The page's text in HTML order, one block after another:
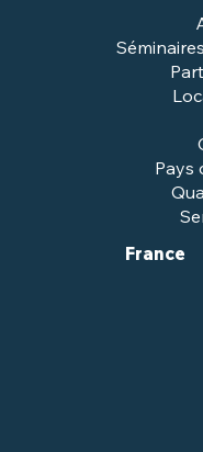
Pays
France